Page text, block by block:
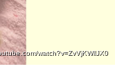
watch?v=ZvVjKWllJX0